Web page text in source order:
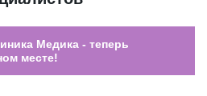
Медика - теперь
месте!